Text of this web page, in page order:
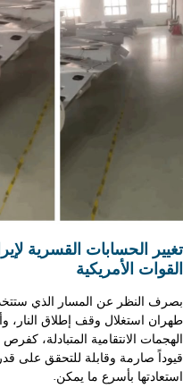
تغيير الحسابات القسرية
القوات الأمريكية
بصرف النظر عن المسار الذي
طهران استغلال وقف إطلاق النار،
الهجمات الانتقامية المتبادلة،
قيوداً صارمة وقابلة للتحقق على
استعادتها بأسرع ما يمكن.